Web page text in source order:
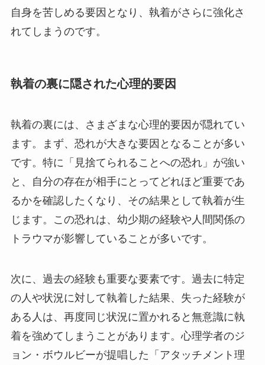
自身を苦しめる要因となり、執着がさらに強化さ
れてしまうのです。
執着の裏に隠された心理的要因
執着の裏には、さまざまな心理的要因が隠れてい
ます。まず、恐れが大きな要因となることが多い
です。特に「見捨てられることへの恐れ」が強い
と、自分の存在が相手にとってどれほど重要であ
るかを確認したくなり、その結果として執着が生
じます。この恐れは、幼少期の経験や人間関係の
トラウマが影響していることが多いです。
次に、過去の経験も重要な要素です。過去に特定
の人や状況に対して執着した結果、失った経験が
ある人は、再度同じ状況に置かれると無意識に執
着を強めてしまうことがあります。心理学者のジ
ョン・ボウルビーが提唱した「アタッチメント理